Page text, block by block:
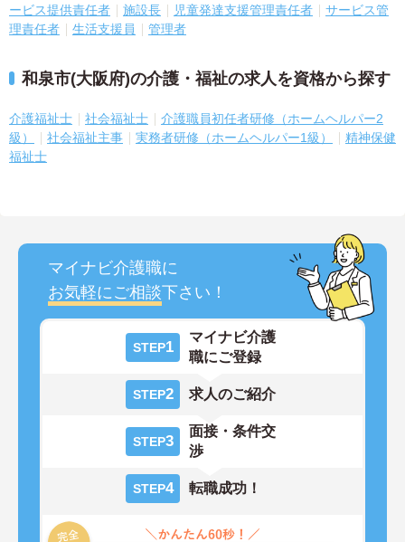
ービス提供責任者
施設長 児童発達支援管理責任者
サービス管
理責任者
生活支援員 管理者
和泉市(大阪府)の介護・福祉の求人を資格から探す
介護福祉士 社会福祉士
介護職員初任者研修（ホームヘルパー2
級）
社会福祉主事 実務者研修（ホームヘルパー1級）
精神保健
福祉士
マイナビ介護職に
お気軽にご相談下さい！
STEP1
マイナビ介護
職にご登録
STEP2 求人のご紹介
STEP3
面接・条件交
渉
STEP4 転職成功！